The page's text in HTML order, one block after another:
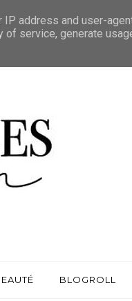
BLOGROLL
address and user-
of service, generate